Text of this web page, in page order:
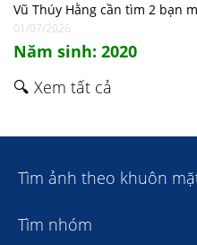
Vũ Thúy Hằng cần tìm 2 bạn
01/07/2026
Năm sinh: 2020
🔍 Xem tất cả
Tìm ảnh theo khuôn
Tìm nhóm